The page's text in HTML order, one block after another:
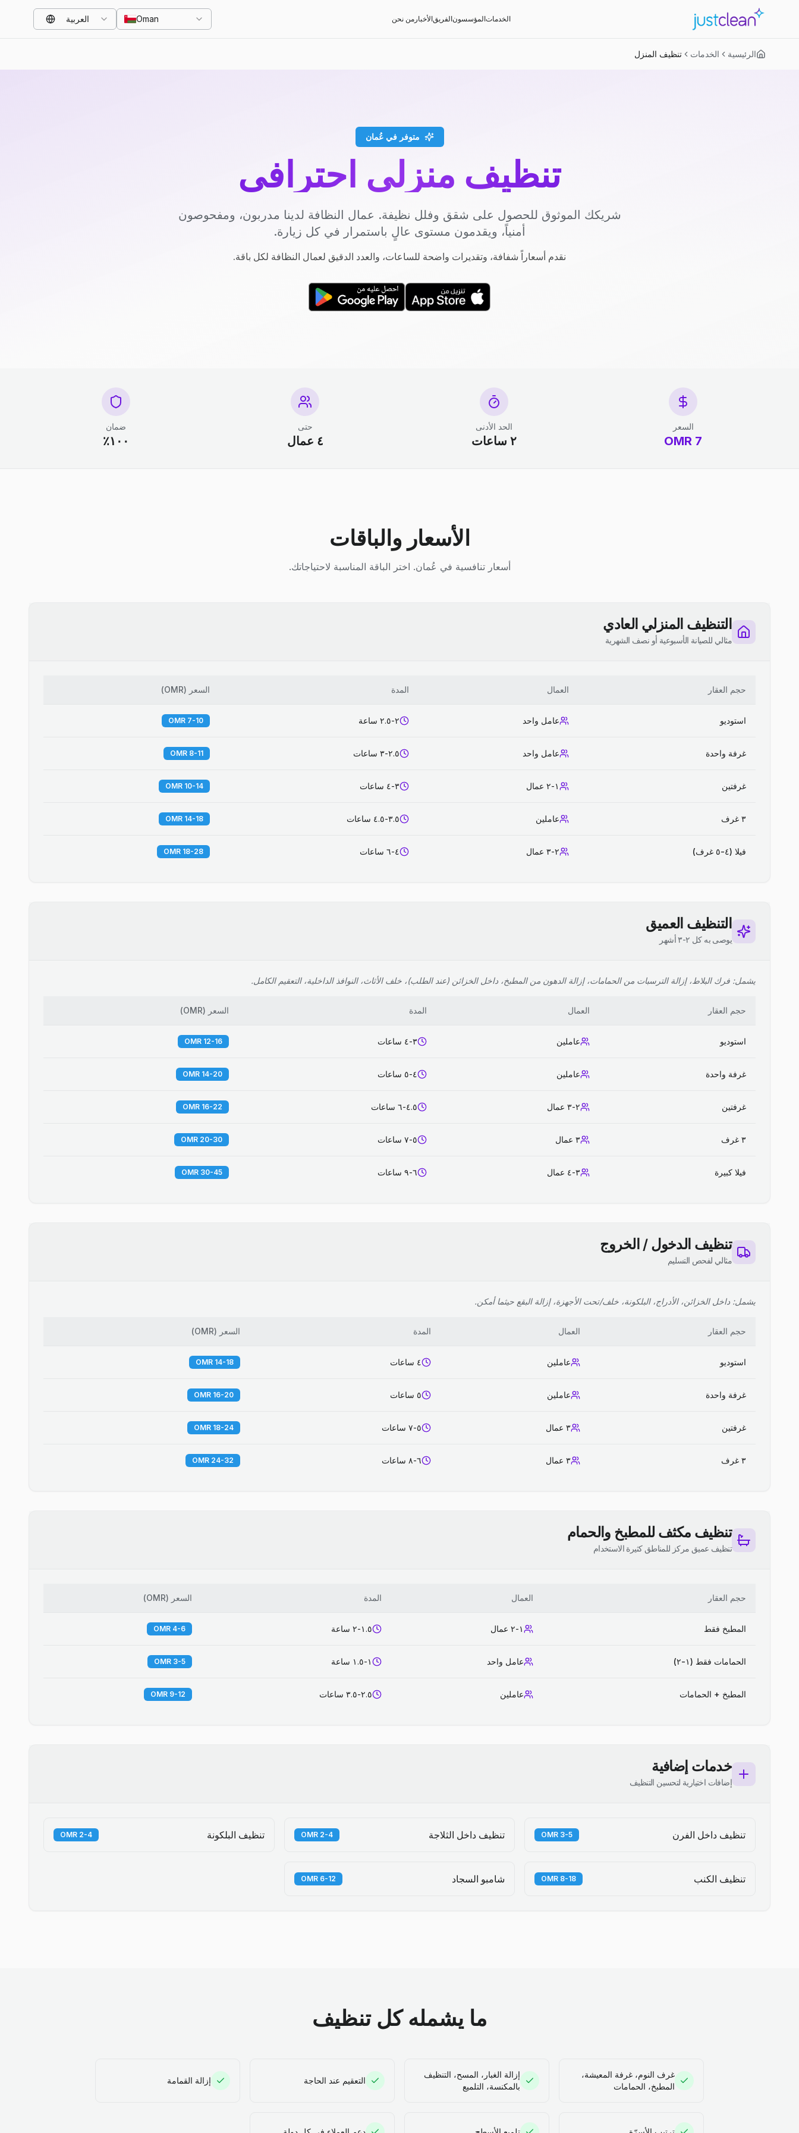
الخدماتالمؤسسونالفريقالأخبار من نحن Oman العربية
الرئيسية الخدمات تنظيف المنزل
متوفر في عُمان
تنظيف منزلي احترافي
شريكك الموثوق للحصول على شقق وفلل نظيفة. عمال النظافة لدينا مدربون، ومفحوصون
أمنياً، ويقدمون مستوى عالٍ باستمرار في كل زيارة.
نقدم أسعاراً شفافة، وتقديرات واضحة للساعات، والعدد الدقيق لعمال النظافة لكل باقة.
السعر
7 OMR
الحد الأدنى
٢ ساعات
حتى
٤ عمال
ضمان
١٠٠٪
الأسعار والباقات
أسعار تنافسية في عُمان. اختر الباقة المناسبة لاحتياجاتك.
التنظيف المنزلي العادي
مثالي للصيانة الأسبوعية أو نصف الشهرية
حجم العقار العمال المدة السعر (
OMR
)
استوديو عامل واحد ٢-٢.٥ ساعة 7-10 OMR
غرفة واحدة عامل واحد ٢.٥-٣ ساعات 8-11 OMR
غرفتين ١-٢ عمال ٣-٤ ساعات 10-14 OMR
٣ غرف عاملين ٣.٥-٤.٥ ساعات 14-18 OMR
فيلا (٤-٥ غرف) ٢-٣ عمال ٤-٦ ساعات 18-28 OMR
التنظيف العميق
يوصى به كل ٢-٣ أشهر
يشمل: فرك البلاط، إزالة الترسبات من الحمامات، إزالة الدهون من المطبخ، داخل الخزائن (عند الطلب)، خلف الأثاث، النوافذ الداخلية، التعقيم الكامل.
حجم العقار العمال المدة السعر (
OMR
)
استوديو عاملين ٣-٤ ساعات 12-16 OMR
غرفة واحدة عاملين ٤-٥ ساعات 14-20 OMR
غرفتين ٢-٣ عمال ٤.٥-٦ ساعات 16-22 OMR
٣ غرف ٣ عمال ٥-٧ ساعات 20-30 OMR
فيلا كبيرة ٣-٤ عمال ٦-٩ ساعات 30-45 OMR
تنظيف الدخول / الخروج
مثالي لفحص التسليم
يشمل: داخل الخزائن، الأدراج، البلكونة، خلف/تحت الأجهزة، إزالة البقع حيثما أمكن.
حجم العقار العمال المدة السعر (
OMR
)
استوديو عاملين ٤ ساعات 14-18 OMR
غرفة واحدة عاملين ٥ ساعات 16-20 OMR
غرفتين ٣ عمال ٥-٧ ساعات 18-24 OMR
٣ غرف ٣ عمال ٦-٨ ساعات 24-32 OMR
تنظيف مكثف للمطبخ والحمام
تنظيف عميق مركز للمناطق كثيرة الاستخدام
حجم العقار العمال المدة السعر (
OMR
)
المطبخ فقط ١-٢ عمال ١.٥-٢ ساعة 4-6 OMR
الحمامات فقط (١-٢) عامل واحد ١-١.٥ ساعة 3-5 OMR
المطبخ + الحمامات عاملين ٢.٥-٣.٥ ساعات 9-12 OMR
خدمات إضافية
إضافات اختيارية لتحسين التنظيف
تنظيف داخل الفرن 3-5 OMR تنظيف داخل الثلاجة 2-4 OMR تنظيف البلكونة 2-4 OMR
تنظيف الكنب 8-18 OMR شامبو السجاد 6-12 OMR
ما يشمله كل تنظيف
غرف النوم، غرفة المعيشة،
المطبخ، الحمامات
إزالة الغبار، المسح، التنظيف
بالمكنسة، التلميع
التعقيم عند الحاجة إزالة القمامة